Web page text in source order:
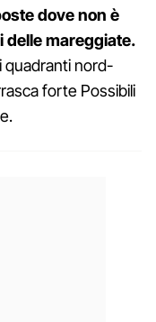
dove non è
delle mareggiate.
quadranti nord-
forte Possibili